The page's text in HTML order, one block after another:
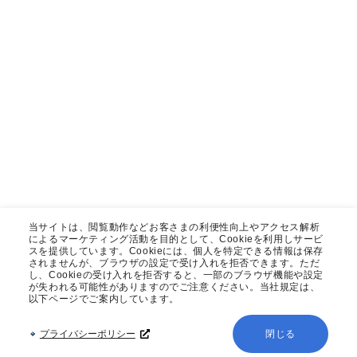
当サイトは、閲覧動作などお客さまの利便性向上やアクセス解析
によるマーケティング活動を目的として、Cookieを利用しサービ
スを提供しています。Cookieには、個人を特定できる情報は保存
されませんが、ブラウザの設定で受け入れを拒否できます。ただ
し、Cookieの受け入れを拒否すると、一部のブラウザ機能や設定
が失われる可能性がありますのでご注意ください。当社規定は、
以下ページでご案内しています。
プライバシーポリシー 閉じる